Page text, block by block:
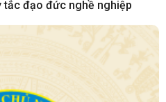
tắc đạo đức nghề nghiệp